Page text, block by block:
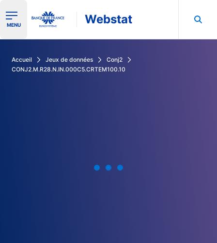
Ouvrir le menu de navigation
MENU Webstat
Accueil Jeux de données
Conj2
CONJ2.M.R28.N.IN.000C5.CRTEM100.10